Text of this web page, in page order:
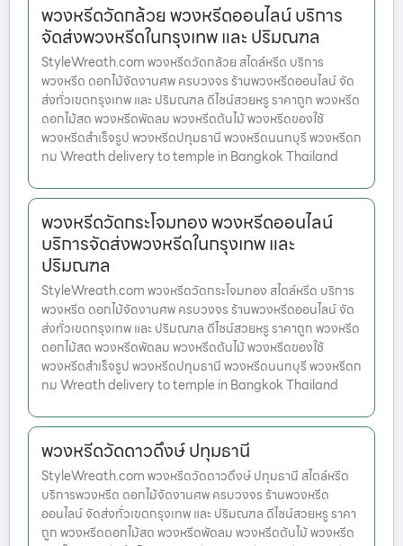
พวงหรีดวัดกล้วย พวงหรีดออนไลน์ บริการ
จัดส่งพวงหรีดในกรุงเทพ และ ปริมณฑล
StyleWreath.com พวงหรีดวัดกล้วย สไตล์หรีด บริการ
พวงหรีด ดอกไม้จัดงานศพ ครบวงจร ร้านพวงหรีดออนไลน์ จัด
ส่งทั่วเขตกรุงเทพ และ ปริมณฑล ดีไซน์สวยหรู ราคาถูก พวงหรีด
ดอกไม้สด พวงหรีดพัดลม พวงหรีดต้นไม้ พวงหรีดของใช้
พวงหรีดสำเร็จรูป พวงหรีดปทุมธานี พวงหรีดนนทบุรี พวงหรีดก
ทม Wreath delivery to temple in Bangkok Thailand
พวงหรีดวัดกระโจมทอง พวงหรีดออนไลน์
บริการจัดส่งพวงหรีดในกรุงเทพ และ
ปริมณฑล
StyleWreath.com พวงหรีดวัดกระโจมทอง สไตล์หรีด บริการ
พวงหรีด ดอกไม้จัดงานศพ ครบวงจร ร้านพวงหรีดออนไลน์ จัด
ส่งทั่วเขตกรุงเทพ และ ปริมณฑล ดีไซน์สวยหรู ราคาถูก พวงหรีด
ดอกไม้สด พวงหรีดพัดลม พวงหรีดต้นไม้ พวงหรีดของใช้
พวงหรีดสำเร็จรูป พวงหรีดปทุมธานี พวงหรีดนนทบุรี พวงหรีดก
ทม Wreath delivery to temple in Bangkok Thailand
พวงหรีดวัดดาวดึงษ์ ปทุมธานี
StyleWreath.com พวงหรีดวัดดาวดึงษ์ ปทุมธานี สไตล์หรีด
บริการพวงหรีด ดอกไม้จัดงานศพ ครบวงจร ร้านพวงหรีด
ออนไลน์ จัดส่งทั่วเขตกรุงเทพ และ ปริมณฑล ดีไซน์สวยหรู ราคา
ถูก พวงหรีดดอกไม้สด พวงหรีดพัดลม พวงหรีดต้นไม้ พวงหรีด